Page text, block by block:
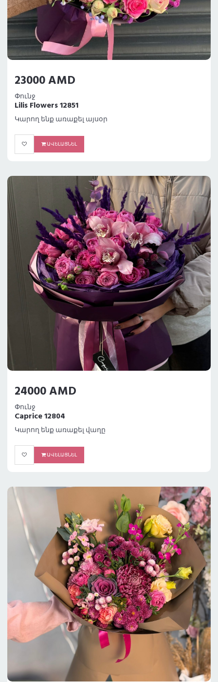
23000 AMD
Փունջ
Lilis Flowers 12851
Կարող ենք առաքել այսօր
ԱՎԵԼԱՑՆԵԼ
24000 AMD
Փունջ
Caprice 12804
Կարող ենք առաքել վաղը
ԱՎԵԼԱՑՆԵԼ